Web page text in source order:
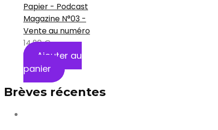
Papier - Podcast
Magazine N°03 -
Vente au numéro
14,90€
Ajouter au
panier
Brèves récentes